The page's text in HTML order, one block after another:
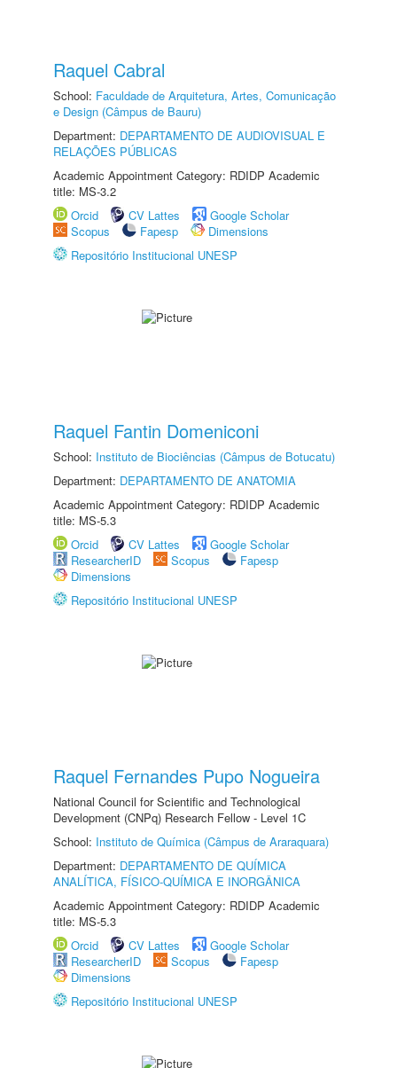
Raquel Cabral
School: Faculdade de Arquitetura, Artes, Comunicação
e Design (Câmpus de Bauru)
Department: DEPARTAMENTO DE AUDIOVISUAL E
RELAÇÕES PÚBLICAS
Academic Appointment Category: RDIDP Academic
title: MS-3.2
Orcid
CV Lattes
Google Scholar
Scopus
Fapesp
Dimensions
Repositório Institucional UNESP
Raquel Fantin Domeniconi
School: Instituto de Biociências (Câmpus de Botucatu)
Department: DEPARTAMENTO DE ANATOMIA
Academic Appointment Category: RDIDP Academic
title: MS-5.3
Orcid
CV Lattes
Google Scholar
ResearcherID
Scopus
Fapesp
Dimensions
Repositório Institucional UNESP
Raquel Fernandes Pupo Nogueira
National Council for Scientific and Technological
Development (CNPq) Research Fellow - Level 1C
School: Instituto de Química (Câmpus de Araraquara)
Department: DEPARTAMENTO DE QUÍMICA
ANALÍTICA, FÍSICO-QUÍMICA E INORGÂNICA
Academic Appointment Category: RDIDP Academic
title: MS-5.3
Orcid
CV Lattes
Google Scholar
ResearcherID
Scopus
Fapesp
Dimensions
Repositório Institucional UNESP